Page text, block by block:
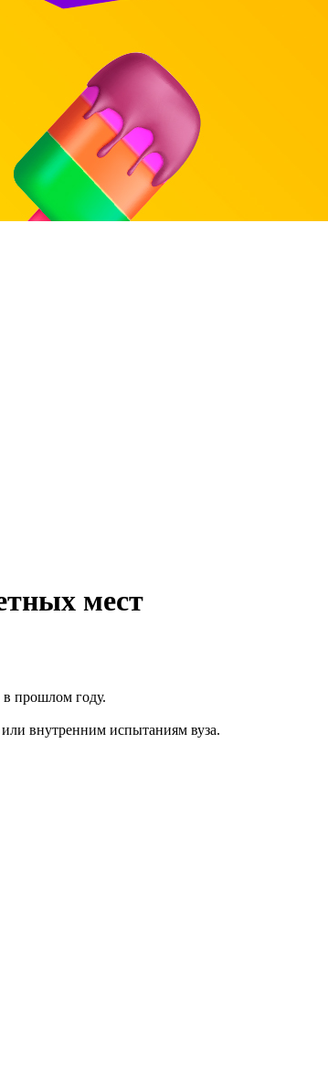
мест
в прошлом году.
внутренним испытаниям вуза.